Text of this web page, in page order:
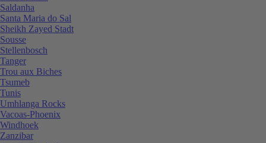
Saldanha
Santa Maria do Sal
Sheikh Zayed Stadt
Sousse
Stellenbosch
Tanger
Trou aux Biches
Tsumeb
Tunis
Umhlanga Rocks
Vacoas-Phoenix
Windhoek
Zanzibar